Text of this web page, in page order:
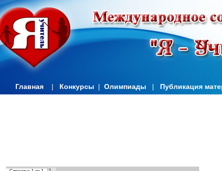
Главная | Конкурсы | Олимпиады | Публикация